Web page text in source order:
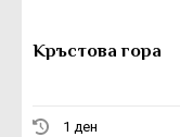
Кръстова гора
1 ден